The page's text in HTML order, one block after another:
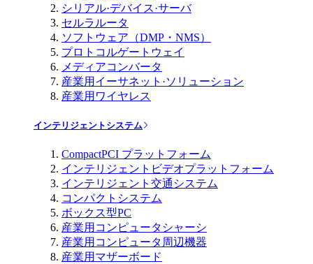
シリアル·デバイス·サーバ
セルラルータ
ソフトウェア（DMP・NMS）
プロトコルゲートウェイ
メディアコンバータ
産業用イーサネット·ソリューション
産業用ワイヤレス
インテリジェントシステム
CompactPCI プラットフォーム
インテリジェントビデオプラットフォーム
インテリジェント交通システム
コンパクトシステム
ボックス型PC
産業用コンピュータシャーシ
産業用コンピュータ周辺機器
産業用マザーボード